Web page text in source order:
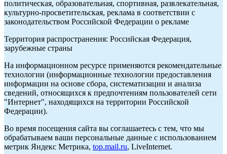
политическая, образовательная, спортивная, развлекательная,
культурно-просветительская, реклама в соответствии с
законодательством Российской Федерации о рекламе
Территория распространения: Российская Федерация,
зарубежные страны
На информационном ресурсе применяются рекомендательные
технологии (информационные технологии предоставления
информации на основе сбора, систематизации и анализа
сведений, относящихся к предпочтениям пользователей сети
"Интернет", находящихся на территории Российской
Федерации).
Во время посещения сайта вы соглашаетесь с тем, что мы
обрабатываем ваши персональные данные с использованием
метрик Яндекс Метрика, top.mail.ru, LiveInternet.